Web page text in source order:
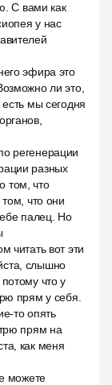
С вами как
у нас
эфира это
ли это,
мы сегодня
регенерации
разных
том, что
что они
палец. Но
читать вот эти
слышно
что у
прям у себя.
то опять
прям на
как меня
можете